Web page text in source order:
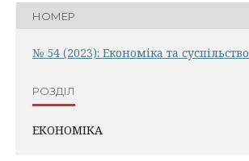
НОМЕР
№ 54 (2023): Економіка та суспільство
РОЗДІЛ
ЕКОНОМІКА